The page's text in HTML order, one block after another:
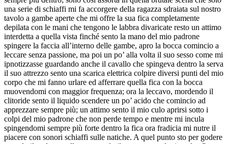
una serie di schiaffi mi fa accorgere della ragazza sdraiata sul nostro
tavolo a gambe aperte che mi offre la sua fica completamente
depilata con le mani che tengono le labbra divaricate resto un attimo
interdetta a quella vista finché sento la mano del mio padrone
spingere la faccia all’interno delle gambe, apro la bocca comincio a
leccare senza passione, ma poi un po’ alla volta il suo sesso come mi
ipnotizzasse guardando anche il cavallo che spingeva dentro la serva
il suo attrezzo sento una scarica elettrica colpire diversi punti del mio
corpo che mi fanno urlare ed afferrare quella fica con la bocca
muovendomi con maggior frequenza; ora la leccavo, mordendo il
clitoride sento il liquido scendere un po’ acido che comincio ad
apprezzare sempre più; un attimo sento il mio culo aprirsi sotto i
colpi del mio padrone che non perde tempo e mentre mi incula
spingendomi sempre più forte dentro la fica ora fradicia mi nutre il
piacere con sonori schiaffi sulle natiche. A quel punto sto per godere